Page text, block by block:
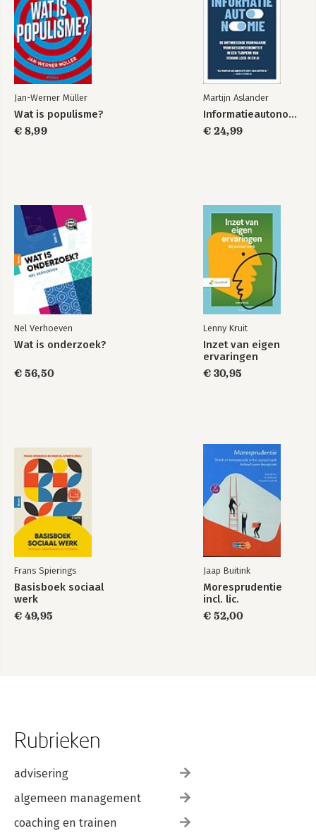
Jan-Werner Müller
Wat is populisme?
€ 8,99
Martijn Aslander
Informatieautonomie
€ 24,99
Nel Verhoeven
Wat is onderzoek?
€ 56,50
Lenny Kruit
Inzet van eigen
ervaringen
€ 30,95
Frans Spierings
Basisboek sociaal
werk
€ 49,95
Jaap Buitink
Moresprudentie
incl. lic.
€ 52,00
Rubrieken
advisering
algemeen management
coaching en trainen